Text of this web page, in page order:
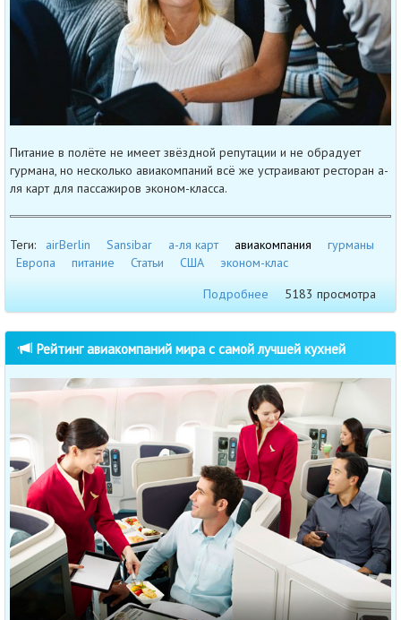
Питание в полёте не имеет звёздной репутации и не обрадует
гурмана, но несколько авиакомпаний всё же устраивают ресторан а-
ля карт для пассажиров эконом-класса.
Теги: airBerlin Sansibar а-ля карт авиакомпания
гурманы
Европа
питание Статьи США
эконом-клас
Подробнее
5183 просмотра
Рейтинг авиакомпаний мира с самой лучшей кухней